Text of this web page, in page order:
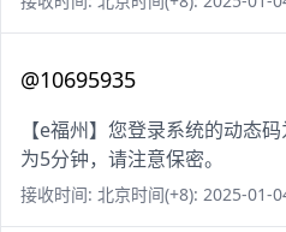
@10695935
【e福州】您登录系统的动态
为5分钟，请注意保密。
接收时间: 北京时间(+8): 2025-01-